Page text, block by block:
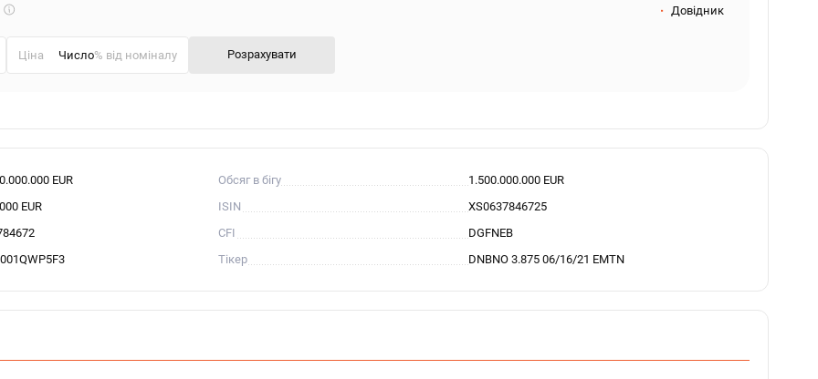
Що
Довідник
Ціна % від номіналу Розрахувати
EUR Обсяг в бігу
1.500.000.000 EUR
EUR
ISIN
XS0637846725
CFI
DGFNEB
Тікер DNBNO 3.875 06/16/21 EMTN